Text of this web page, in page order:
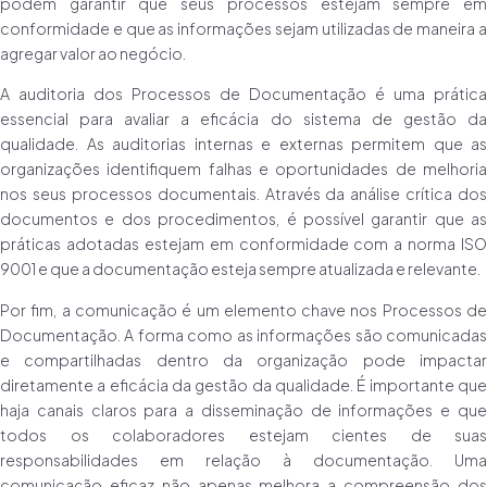
conformidade e que as informações sejam utilizadas de maneira a
agregar valor ao negócio.
A auditoria dos Processos de Documentação é uma prática
essencial para avaliar a eficácia do sistema de gestão da
qualidade. As auditorias internas e externas permitem que as
organizações identifiquem falhas e oportunidades de melhoria
nos seus processos documentais. Através da análise crítica dos
documentos e dos procedimentos, é possível garantir que as
práticas adotadas estejam em conformidade com a norma ISO
9001 e que a documentação esteja sempre atualizada e relevante.
Por fim, a comunicação é um elemento chave nos Processos de
Documentação. A forma como as informações são comunicadas
e compartilhadas dentro da organização pode impactar
diretamente a eficácia da gestão da qualidade. É importante que
haja canais claros para a disseminação de informações e que
todos os colaboradores estejam cientes de suas
responsabilidades em relação à documentação. Uma